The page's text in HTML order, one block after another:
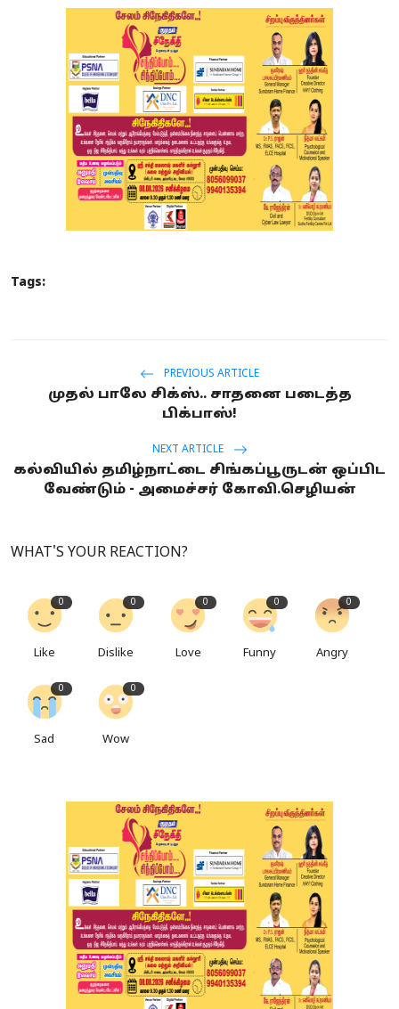
Tags:
PREVIOUS ARTICLE
முதல் பாலே சிக்ஸ்.. சாதனை படைத்த
பிக்பாஸ்!
NEXT ARTICLE
கல்வியில் தமிழ்நாட்டை சிங்கப்பூருடன் ஒப்பிட
வேண்டும் - அமைச்சர் கோவி.செழியன்
WHAT'S YOUR REACTION?
0
Like
0
Dislike
0
Love
0
Funny
0
Angry
0
Sad
0
Wow